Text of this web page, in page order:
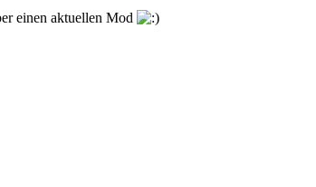
einen aktuellen Mod